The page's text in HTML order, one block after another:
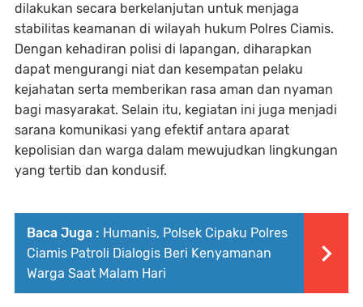
dilakukan secara berkelanjutan untuk menjaga
stabilitas keamanan di wilayah hukum Polres Ciamis.
Dengan kehadiran polisi di lapangan, diharapkan
dapat mengurangi niat dan kesempatan pelaku
kejahatan serta memberikan rasa aman dan nyaman
bagi masyarakat. Selain itu, kegiatan ini juga menjadi
sarana komunikasi yang efektif antara aparat
kepolisian dan warga dalam mewujudkan lingkungan
yang tertib dan kondusif.
Baca Juga : Humanis, Polsek Cipaku Polres
Ciamis Patroli Dialogis Beri Kenyamanan
Warga Saat Malam Hari